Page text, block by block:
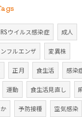
RSウイルス感染症 成人
フルエンザ 変異株
正月 食生活 感染
運動 食生活見直し
予防接種 空気感染